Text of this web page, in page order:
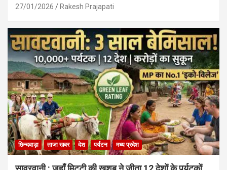
27/01/2026 Rakesh Prajapati
छिन्दवाड़ा ताजा खबर देश पर्यटन मध्य प्रदेश